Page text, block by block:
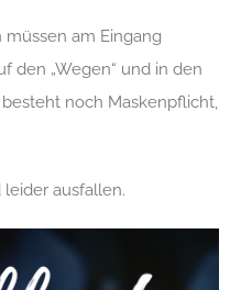
am Eingang
den „Wegen“ und in den
noch Maskenpflicht,
ausfallen.